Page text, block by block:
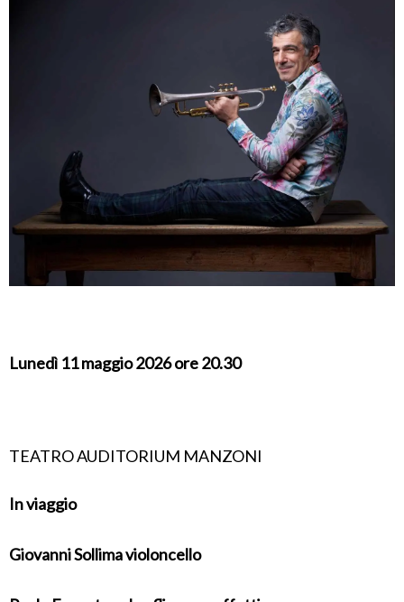
Lunedì 11 maggio 2026 ore 20.30
TEATRO AUDITORIUM MANZONI
In viaggio
Giovanni Sollimavioloncello